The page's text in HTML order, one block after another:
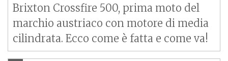
Brixton Crossfire 500, prima moto del
marchio austriaco con motore di media
cilindrata. Ecco come è fatta e come va!